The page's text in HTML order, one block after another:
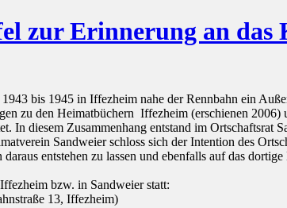
zur Erinnerung an
bis 1945 in Iffezheim nahe der Rennbahn ein
zu den Heimatbüchern Iffezheim (erschienen
In diesem Zusammenhang entstand im
Sandweier schloss sich der Intention des
entstehen zu lassen und ebenfalls auf das
bzw. in Sandweier statt:
13, Iffezheim)